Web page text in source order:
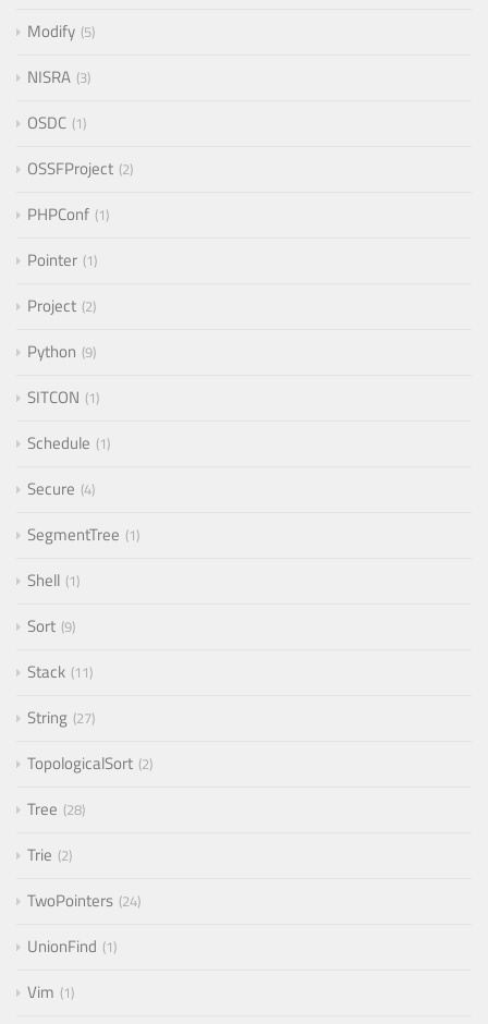
Modify 5
NISRA 3
OSDC 1
OSSFProject 2
PHPConf 1
Pointer 1
Project 2
Python 9
SITCON 1
Schedule 1
Secure 4
SegmentTree 1
Shell 1
Sort 9
Stack 11
String 27
TopologicalSort 2
Tree 28
Trie 2
TwoPointers 24
UnionFind 1
Vim 1